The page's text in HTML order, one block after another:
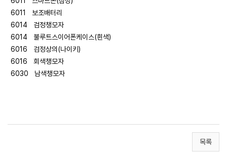
6011 보조배터리
6014 검정챙모자
6014 불루트스이어폰케이스(흰색)
6016 검정상의(나이키)
6016 회색챙모자
6030 남색챙모자
목록